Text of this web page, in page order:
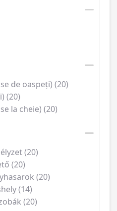
de oaspeți) (20)
(20)
la cheie) (20)
(20)
(20)
(20)
(14)
(20)